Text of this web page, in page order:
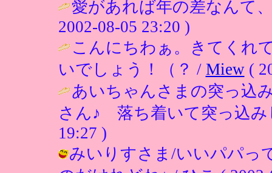
愛があれば年の差なんて
2002-08-05 23:20 )
こんにちわぁ。きてくれ
いでしょう！（？ / Miew(
あいちゃんさまの突っ込
さん♪ 落ち着いて突っ込
19:27 )
みいりすさま/いいパパっ